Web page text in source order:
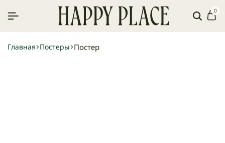
Поиск
0
Главная Постеры Постер